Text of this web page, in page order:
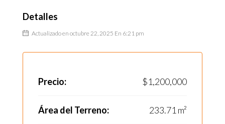
Detalles
Actualizado en octubre 22, 2025 En 6:21 pm
Precio: $1,200,000
Área del Terreno: 233.71 m²